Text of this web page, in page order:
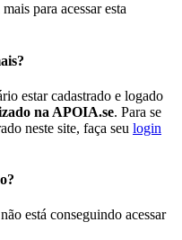
para acessar esta
estar cadastrado e logado
na APOIA.se. Para se
neste site, faça seu login
está conseguindo acessar